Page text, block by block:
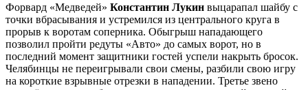
Форвард «Медведей» Константин Лукин выцарапал шайбу с
точки вбрасывания и устремился из центрального круга в
прорыв к воротам соперника. Обыгрыш нападающего
позволил пройти редуты «Авто» до самых ворот, но в
последний момент защитники гостей успели накрыть бросок.
Челябинцы не переигрывали свои смены, разбили свою игру
на короткие взрывные отрезки в нападении. Третье звено